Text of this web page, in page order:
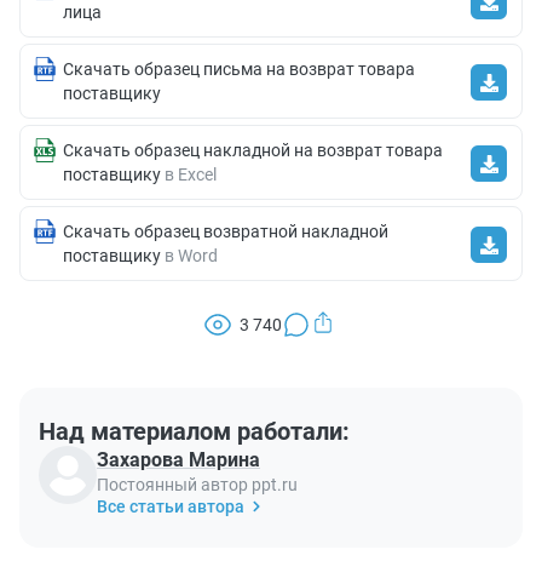
лица
Скачать образец письма на возврат товара
поставщику
Скачать образец накладной на возврат товара
поставщику в Excel
Скачать образец возвратной накладной
поставщику в Word
3 740
Над материалом работали:
Захарова Марина
Постоянный автор ppt.ru
Все статьи автора